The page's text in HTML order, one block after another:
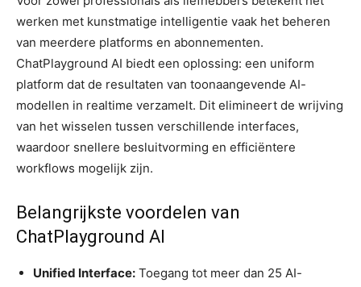
werken met kunstmatige intelligentie vaak het beheren
van meerdere platforms en abonnementen.
ChatPlayground AI biedt een oplossing: een uniform
platform dat de resultaten van toonaangevende AI-
modellen in realtime verzamelt. Dit elimineert de wrijving
van het wisselen tussen verschillende interfaces,
waardoor snellere besluitvorming en efficiëntere
workflows mogelijk zijn.
Belangrijkste voordelen van
ChatPlayground AI
Unified Interface: Toegang tot meer dan 25 AI-